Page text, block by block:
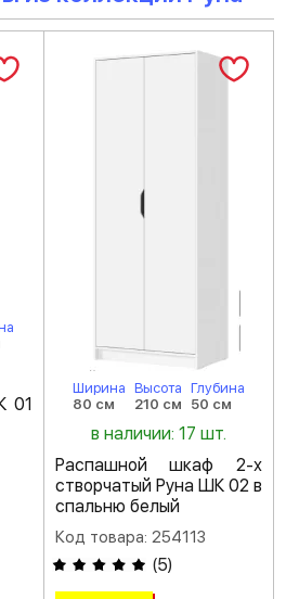
01
Ширина
80 см
Высота
210 см
Глубина
50 см
в наличии: 17 шт.
Распашной шкаф 2-х
створчатый Руна ШК 02 в
спальню белый
Код товара: 254113
(5)